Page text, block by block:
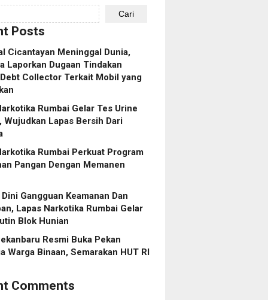
Cari
Posts
Cicantayan Meninggal Dunia,
Laporkan Dugaan Tindakan
Collector Terkait Mobil yang
Rumbai Gelar Tes Urine
Wujudkan Lapas Bersih Dari
Rumbai Perkuat Program
Pangan Dengan Memanen
Gangguan Keamanan Dan
Lapas Narkotika Rumbai Gelar
Blok Hunian
Resmi Buka Pekan
Warga Binaan, Semarakan HUT RI
Comments